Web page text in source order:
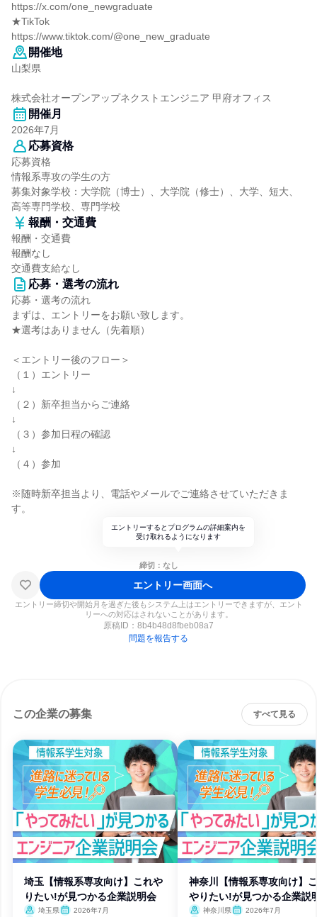
https://x.com/one_newgraduate
★TikTok
https://www.tiktok.com/@one_new_graduate
開催地
山梨県
株式会社オープンアップネクストエンジニア 甲府オフィス
開催月
2026年7月
応募資格
応募資格
情報系専攻の学生の方
募集対象学校：大学院（博士）、大学院（修士）、大学、短大、
高等専門学校、専門学校
報酬・交通費
報酬・交通費
報酬なし
交通費支給なし
応募・選考の流れ
応募・選考の流れ
まずは、エントリーをお願い致します。
★選考はありません（先着順）
＜エントリー後のフロー＞
（１）エントリー
↓
（２）新卒担当からご連絡
↓
（３）参加日程の確認
↓
（４）参加
※随時新卒担当より、電話やメールでご連絡させていただきま
す。
エントリーするとプログラムの詳細案内を
受け取れるようになります
締切：なし
エントリー画面へ
エントリー締切や開始月を過ぎた後もシステム上はエントリーできますが、エント
リーへの対応はされないことがあります。
原稿ID： 8b4b48d8fbeb08a7
問題を報告する
この企業の募集 すべて見る
埼玉【情報系専攻向け】これや
りたい!が見つかる企業説明会
埼玉県
2026年7月
神奈川【情報系専攻向け】
やりたい!が見つかる企業説
神奈川県
2026年7月